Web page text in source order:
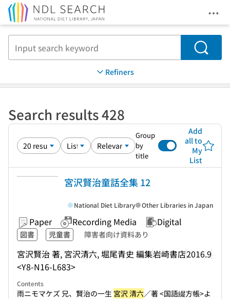
Search
Refiners
Search results 428
Group
by
title
Add
all to
My
List
宮沢賢治童話全集 12
Paper Recording Media Digital
図書 児童書 障害者向け資料あり
宮沢賢治 著, 宮沢清六, 堀尾青史 編集岩崎書店2016.9
<Y8-N16-L683>
National Diet Library Other Libraries in Japan
Contents
雨ニモマケズ 兄、賢治の一生 宮沢 清六／著 <国語綴方帳>よ